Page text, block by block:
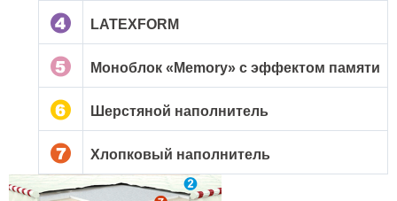
LATEXFORM
Моноблок «Memory» с эффектом памяти
Шерстяной наполнитель
Хлопковый наполнитель